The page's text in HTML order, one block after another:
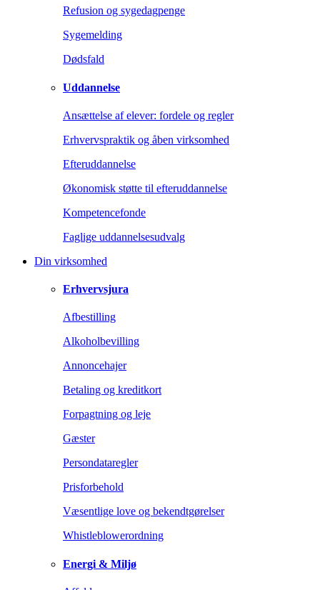
Refusion og sygedagpenge
Sygemelding
Dødsfald
Uddannelse
Ansættelse af elever: fordele og regler
Erhvervspraktik og åben virksomhed
Efteruddannelse
Økonomisk støtte til efteruddannelse
Kompetencefonde
Faglige uddannelsesudvalg
Din virksomhed
Erhvervsjura
Afbestilling
Alkoholbevilling
Annoncehajer
Betaling og kreditkort
Forpagtning og leje
Gæster
Persondataregler
Prisforbehold
Væsentlige love og bekendtgørelser
Whistleblowerordning
Energi & Miljø